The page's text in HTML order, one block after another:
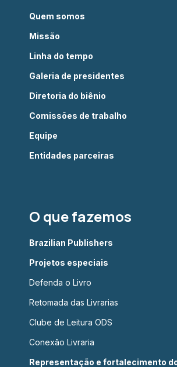
Quem somos
Missão
Linha do tempo
Galeria de presidentes
Diretoria do biênio
Comissões de trabalho
Equipe
Entidades parceiras
O que fazemos
Brazilian Publishers
Projetos especiais
Defenda o Livro
Retomada das Livrarias
Clube de Leitura ODS
Conexão Livraria
Representação e fortalecimento